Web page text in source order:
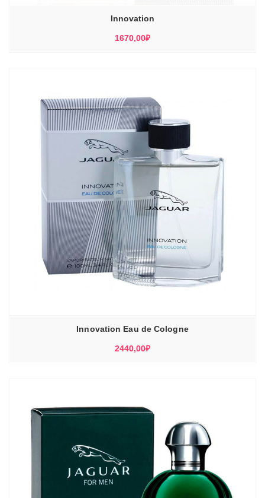
Innovation
1670,00₽
Innovation Eau de Cologne
2440,00₽